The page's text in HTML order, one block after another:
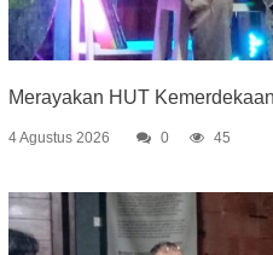
Merayakan HUT
4 Agustus 2026 0 45